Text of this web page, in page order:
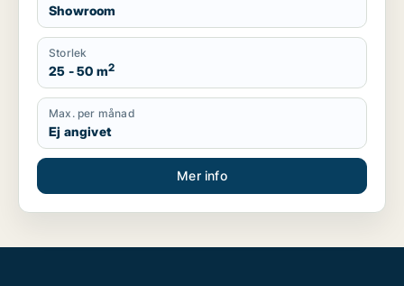
Showroom
Storlek
25 - 50 m2
Max. per månad
Ej angivet
Mer info